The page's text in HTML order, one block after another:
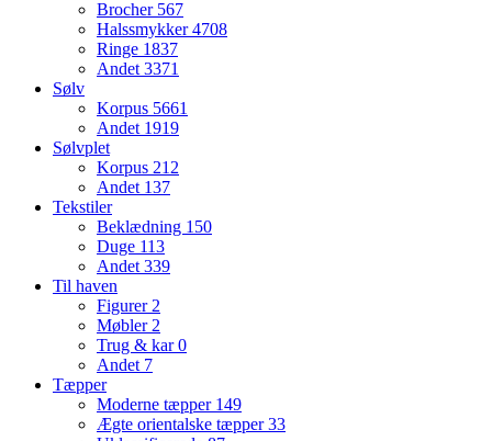
Brocher 567
Halssmykker4708
Ringe 1837
Andet 3371
Sølv
Korpus 5661
Andet 1919
Sølvplet
Korpus 212
Andet 137
Tekstiler
Beklædning 150
Duge 113
Andet 339
Til haven
Figurer 2
Møbler 2
Trug & kar0
Andet 7
Tæpper
Moderne tæpper 149
Ægte orientalske tæpper33